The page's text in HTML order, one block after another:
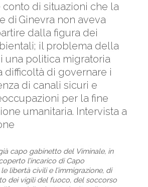
conto di situazioni che la
di Ginevra non aveva
dalla figura dei
il problema della
una politica migratoria
difficoltà di governare i
di canali sicuri e
per la fine
umanitaria. Intervista a
capo gabinetto del Viminale, in
l’incarico di Capo
libertà civili e l’immigrazione, di
dei vigili del fuoco, del soccorso